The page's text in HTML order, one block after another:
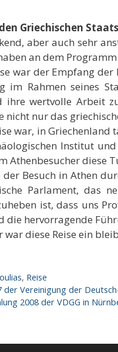
Griechischen
aber auch sehr
an dem
war der Empfang
im Rahmen seines
ihre wertvolle Arbeit
nicht nur das
war, in
Institut
Athenbesucher diese
Besuch in Athen
Parlament, das
ist, dass uns
die hervorragende
diese Reise ein
, Reise
der Vereinigung der
2008 der VDGG in